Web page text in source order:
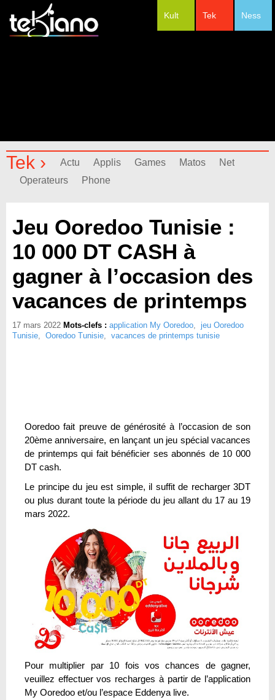
Ness
Tek
Kult
Tek › Actu Applis Games Matos
Net
Operateurs
Phone
Jeu Ooredoo Tunisie :
10 000 DT CASH à
gagner à l’occasion des
vacances de printemps
17 mars 2022 Mots-clefs : application My Ooredoo, jeu Ooredoo
Tunisie, Ooredoo Tunisie, vacances de printemps tunisie
Ooredoo fait preuve de générosité à l’occasion de son
20ème anniversaire, en lançant un jeu spécial vacances
de printemps qui fait bénéficier ses abonnés de 10 000
DT cash.
Le principe du jeu est simple, il suffit de recharger 3DT
ou plus durant toute la période du jeu allant du 17 au 19
mars 2022.
Pour multiplier par 10 fois vos chances de gagner,
veuillez effectuer vos recharges à partir de l’application
My Ooredoo et/ou l’espace Eddenya live.